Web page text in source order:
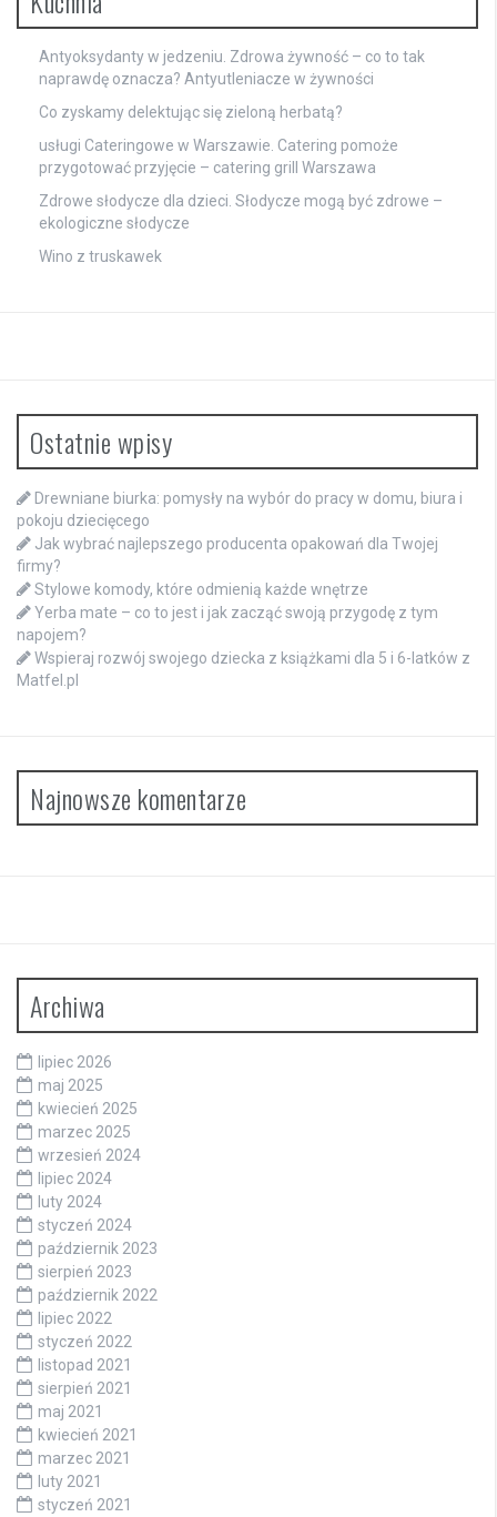
Antyoksydanty w jedzeniu. Zdrowa żywność – co to tak
naprawdę oznacza? Antyutleniacze w żywności
Co zyskamy delektując się zieloną herbatą?
usługi Cateringowe w Warszawie. Catering pomoże
przygotować przyjęcie – catering grill Warszawa
Zdrowe słodycze dla dzieci. Słodycze mogą być zdrowe –
ekologiczne słodycze
Wino z truskawek
Ostatnie wpisy
Drewniane biurka: pomysły na wybór do pracy w domu, biura i
pokoju dziecięcego
Jak wybrać najlepszego producenta opakowań dla Twojej
firmy?
Stylowe komody, które odmienią każde wnętrze
Yerba mate – co to jest i jak zacząć swoją przygodę z tym
napojem?
Wspieraj rozwój swojego dziecka z książkami dla 5 i 6-latków z
Matfel.pl
Najnowsze komentarze
Archiwa
lipiec 2026
maj 2025
kwiecień 2025
marzec 2025
wrzesień 2024
lipiec 2024
luty 2024
styczeń 2024
październik 2023
sierpień 2023
październik 2022
lipiec 2022
styczeń 2022
listopad 2021
sierpień 2021
maj 2021
kwiecień 2021
marzec 2021
luty 2021
styczeń 2021